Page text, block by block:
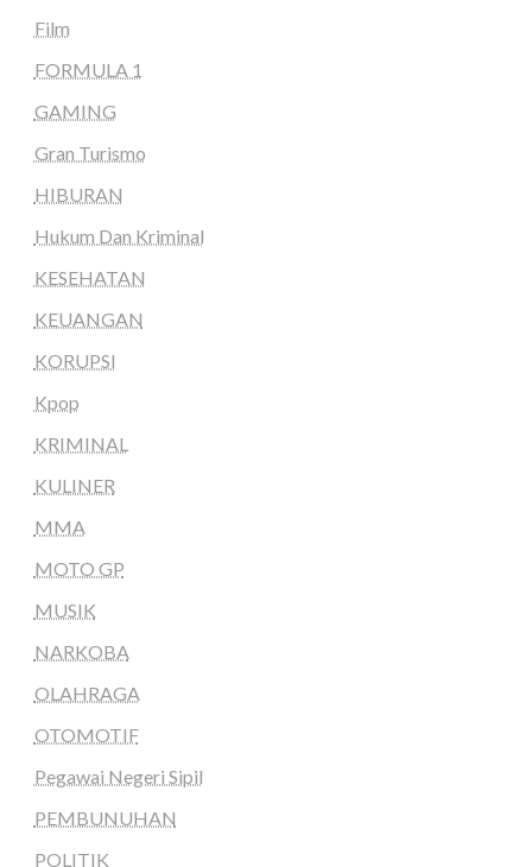
Film
FORMULA 1
GAMING
Gran Turismo
HIBURAN
Hukum Dan Kriminal
KESEHATAN
KEUANGAN
KORUPSI
Kpop
KRIMINAL
KULINER
MMA
MOTO GP
MUSIK
NARKOBA
OLAHRAGA
OTOMOTIF
Pegawai Negeri Sipil
PEMBUNUHAN
POLITIK